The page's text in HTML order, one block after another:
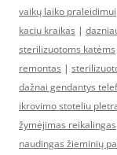
vaikų laiko praleidimui
kaciu kraikas |
sterilizuotoms katėms
remontas |
dažnai gendantys
ikrovimo stoteliu
žymėjimas reikalingas
naudingas žieminių